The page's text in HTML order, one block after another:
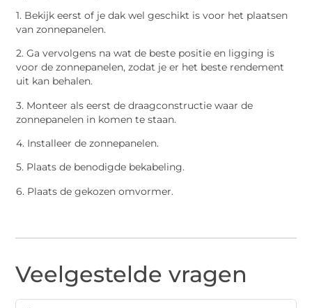
1. Bekijk eerst of je dak wel geschikt is voor het plaatsen
van zonnepanelen.
2. Ga vervolgens na wat de beste positie en ligging is
voor de zonnepanelen, zodat je er het beste rendement
uit kan behalen.
3. Monteer als eerst de draagconstructie waar de
zonnepanelen in komen te staan.
4. Installeer de zonnepanelen.
5. Plaats de benodigde bekabeling.
6. Plaats de gekozen omvormer.
Veelgestelde vragen